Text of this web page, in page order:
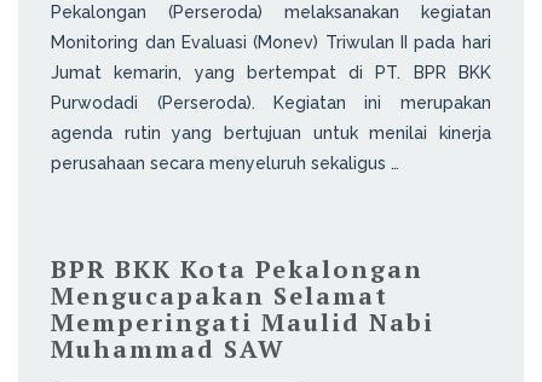
Pekalongan (Perseroda) melaksanakan kegiatan
Monitoring dan Evaluasi (Monev) Triwulan II pada hari
Jumat kemarin, yang bertempat di PT. BPR BKK
Purwodadi (Perseroda). Kegiatan ini merupakan
agenda rutin yang bertujuan untuk menilai kinerja
perusahaan secara menyeluruh sekaligus …
BPR BKK Kota Pekalongan
Mengucapakan Selamat
Memperingati Maulid Nabi
Muhammad SAW